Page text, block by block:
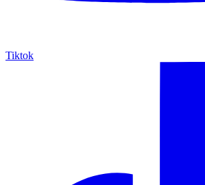
Tiktok